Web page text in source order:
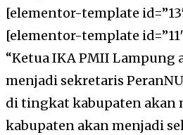
[elementor-template
[elementor-template
“Ketua IKA PMII Lampung
menjadi sekretaris
di tingkat kabupaten akan
kabupaten akan menjadi